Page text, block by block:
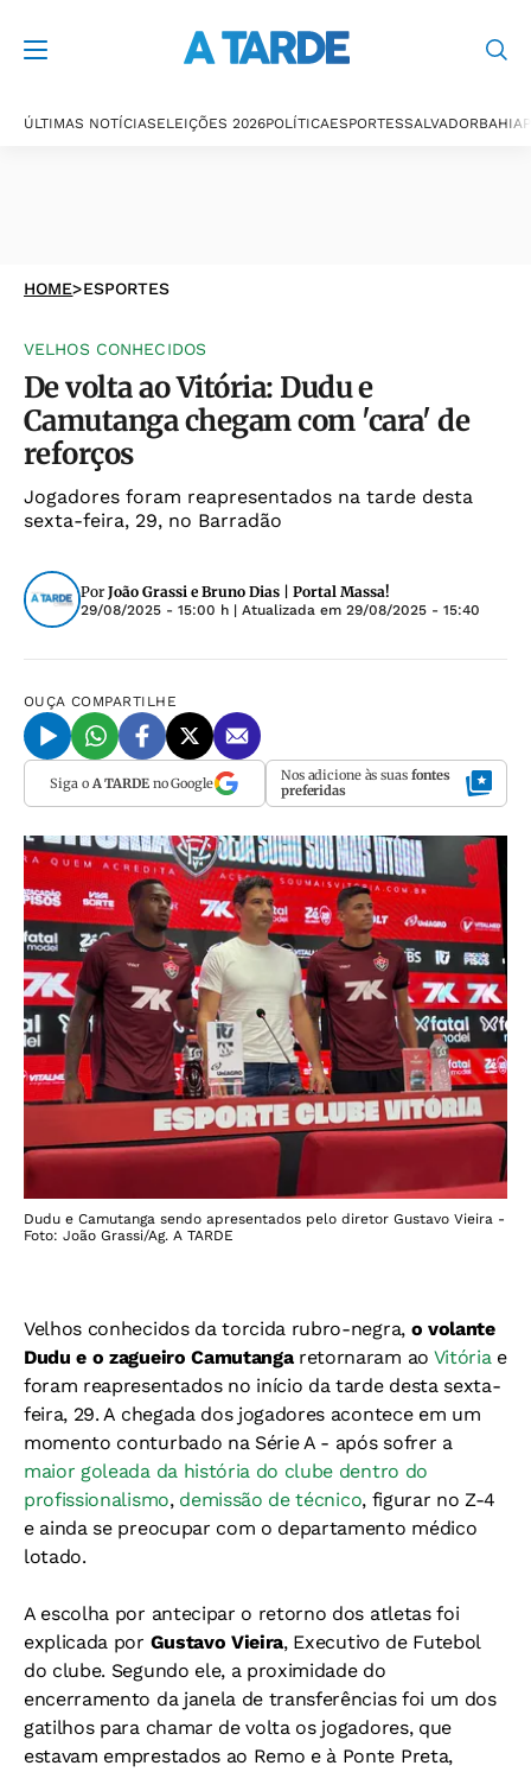
ÚLTIMAS NOTÍCIASELEIÇÕES 2026POLÍTICAESPORTESSALVADORBAHIA
HOME>ESPORTES
VELHOS CONHECIDOS
De volta ao Vitória: Dudu e
Camutanga chegam com 'cara' de
reforços
Jogadores foram reapresentados na tarde desta
sexta-feira, 29, no Barradão
Por João Grassi e Bruno Dias | Portal Massa!
29/08/2025 - 15:00 h | Atualizada em 29/08/2025 - 15:40
OUÇA COMPARTILHE
Siga o A TARDEno Google Nos adicione às suas fontes
preferidas
Dudu e Camutanga sendo apresentados pelo diretor Gustavo Vieira -
Foto: João Grassi/Ag. A TARDE
Velhos conhecidos da torcida rubro-negra, o volante
Dudu e o zagueiro Camutangaretornaram ao Vitóriae
foram reapresentados no início da tarde desta sexta-
feira, 29. A chegada dos jogadores acontece em um
momento conturbado na Série A - após sofrer a
maior goleada da história do clube dentro do
profissionalismo, demissão de técnico, figurar no Z-4
e ainda se preocupar com o departamento médico
lotado.
A escolha por antecipar o retorno dos atletas foi
explicada por Gustavo Vieira, Executivo de Futebol
do clube. Segundo ele, a proximidade do
encerramento da janela de transferências foi um dos
gatilhos para chamar de volta os jogadores, que
estavam emprestados ao Remo e à Ponte Preta,